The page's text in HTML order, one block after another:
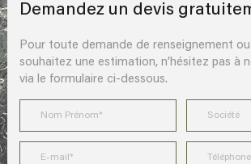
Demandez un devis
Pour toute demande de renseignement ou
souhaitez une estimation, n’hésitez pas à
via le formulaire ci-dessous.